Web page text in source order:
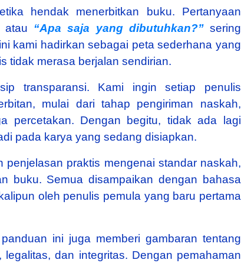
hendak menerbitkan buku. Pertanyaan
atau “Apa saja yang dibutuhkan?”sering
kami hadirkan sebagai peta sederhana yang
tidak merasa berjalan sendirian.
transparansi. Kami ingin setiap penulis
mulai dari tahap pengiriman naskah,
percetakan. Dengan begitu, tidak ada lagi
pada karya yang sedang disiapkan.
penjelasan praktis mengenai standar naskah,
buku. Semua disampaikan dengan bahasa
oleh penulis pemula yang baru pertama
ini juga memberi gambaran tentang
dan integritas. Dengan pemahaman